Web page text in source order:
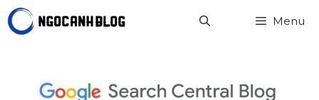
Chuyển
đến
Menu